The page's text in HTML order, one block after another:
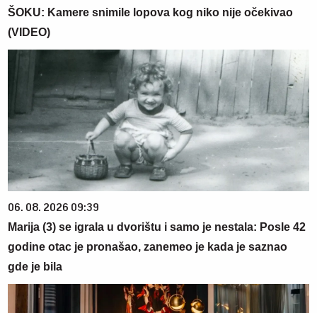
ŠOKU: Kamere snimile lopova kog niko nije očekivao
(VIDEO)
06. 08. 2026 09:39
Marija (3) se igrala u dvorištu i samo je nestala: Posle 42
godine otac je pronašao, zanemeo je kada je saznao
gde je bila